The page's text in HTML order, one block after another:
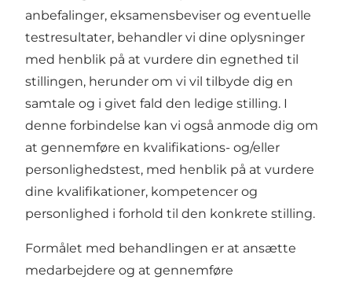
anbefalinger, eksamensbeviser og eventuelle
testresultater, behandler vi dine oplysninger
med henblik på at vurdere din egnethed til
stillingen, herunder om vi vil tilbyde dig en
samtale og i givet fald den ledige stilling. I
denne forbindelse kan vi også anmode dig om
at gennemføre en kvalifikations- og/eller
personlighedstest, med henblik på at vurdere
dine kvalifikationer, kompetencer og
personlighed i forhold til den konkrete stilling.
Formålet med behandlingen er at ansætte
medarbejdere og at gennemføre